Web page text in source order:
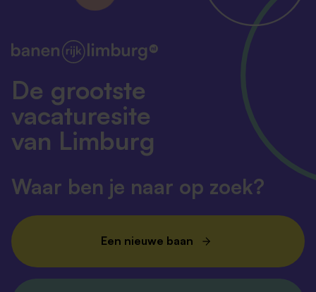
De grootste
vacaturesite
van Limburg
Waar ben je naar op zoek?
Een nieuwe baan